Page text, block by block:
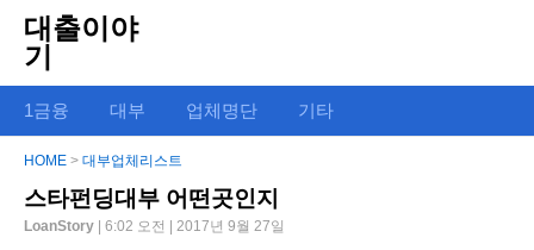
대출이야
기
1금융 대부 업체명단 기타
HOME > 대부업체리스트
스타펀딩대부 어떤곳인지
LoanStory | 6:02 오전 | 2017년 9월 27일